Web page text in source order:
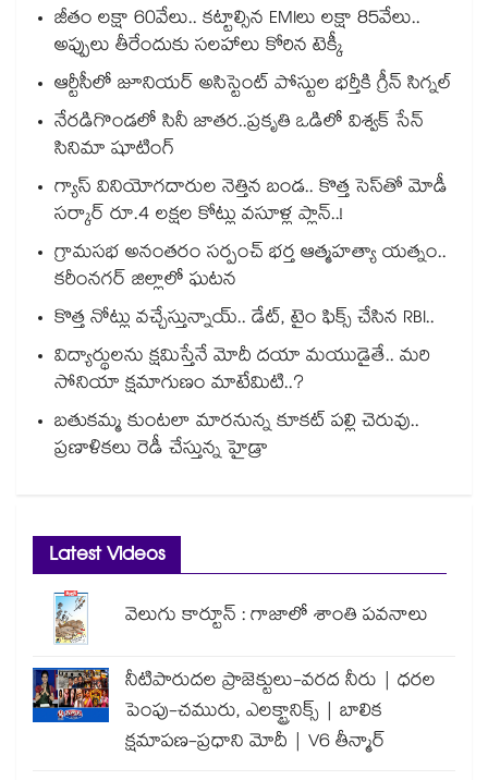
జీతం లక్షా 60వేలు.. కట్టాల్సిన EMIలు లక్షా 85వేలు..
అప్పులు తీరేందుకు సలహాలు కోరిన టెక్కీ
ఆర్టీసీలో జూనియర్ అసిస్టెంట్‌‌ పోస్టుల భర్తీకి గ్రీన్‌‌ సిగ్నల్
నేరడిగొండలో సినీ జాతర..ప్రకృతి ఒడిలో విశ్వక్ సేన్
సినిమా షూటింగ్
గ్యాస్ వినియోగదారుల నెత్తిన బండ.. కొత్త సెస్‌తో మోడీ
సర్కార్ రూ.4 లక్షల కోట్లు వసూళ్ల ప్లాన్..!
గ్రామసభ అనంతరం సర్పంచ్ భర్త ఆత్మహత్యా యత్నం..
కరీంనగర్ జిల్లాలో ఘటన
కొత్త నోట్లు వచ్చేస్తున్నాయ్.. డేట్, టైం ఫిక్స్ చేసిన RBI..
విద్యార్థులను క్షమిస్తేనే మోదీ దయా మయుడైతే.. మరి
సోనియా క్షమాగుణం మాటేమిటి..?
బతుకమ్మ కుంటలా మారనున్న కూకట్ పల్లి చెరువు..
ప్రణాళికలు రెడీ చేస్తున్న హైడ్రా
Latest Videos
వెలుగు కార్టూన్ : గాజాలో శాంతి పవనాలు
నీటిపారుదల ప్రాజెక్టులు-వరద నీరు | ధరల
పెంపు-చమురు, ఎలక్ట్రానిక్స్ | బాలిక
క్షమాపణ-ప్రధాని మోదీ | V6 తీన్మార్